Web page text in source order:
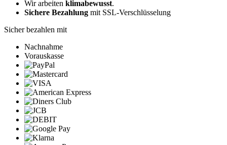
Wir arbeiten klimabewusst.
Sichere Bezahlung mit SSL-Verschlüsselung
Sicher bezahlen mit
Nachnahme
Vorauskasse